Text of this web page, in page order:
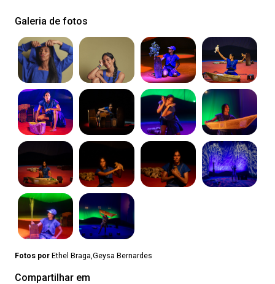
Galeria de fotos
Fotos por Ethel Braga,Geysa Bernardes
Compartilhar em